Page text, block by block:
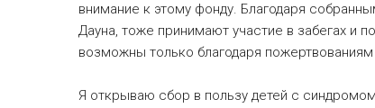
внимание к этому фонду. Благодаря
Дауна, тоже принимают участие в забегах и
возможны только благодаря
Я открываю сбор в пользу детей с